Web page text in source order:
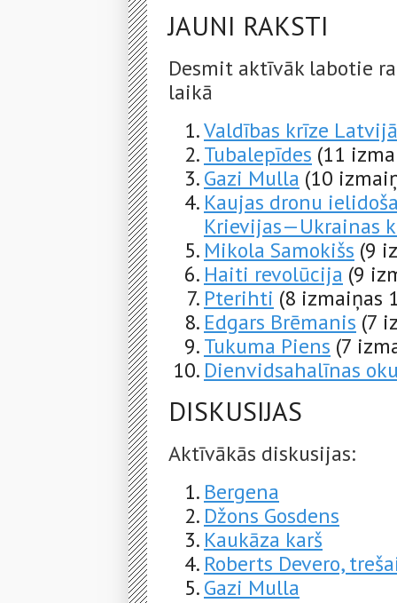
JAUNI RAKSTI
Desmit aktīvāk labotie
laikā
Valdības krīze
Tubalepīdes (11
Gazi Mulla (10
Kaujas dronu
Krievijas—Ukrainas
Mikola Samokišs (9
Haiti revolūcija (9
Pterihti (8 izmaiņas
Edgars Brēmanis (7
Tukuma Piens (7
Dienvidsahalīnas
DISKUSIJAS
Aktīvākās diskusijas:
Bergena
Džons Gosdens
Kaukāza karš
Roberts Devero,
Gazi Mulla